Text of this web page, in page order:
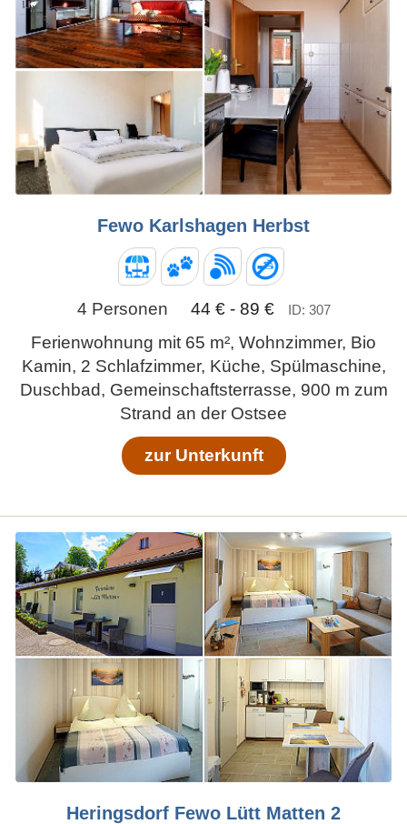
Fewo Karlshagen Herbst
4 Personen 44 € - 89 € ID: 307
Ferienwohnung mit 65 m², Wohnzimmer, Bio
Kamin, 2 Schlafzimmer, Küche, Spülmaschine,
Duschbad, Gemeinschaftsterrasse, 900 m zum
Strand an der Ostsee
zur Unterkunft
Heringsdorf Fewo Lütt Matten 2